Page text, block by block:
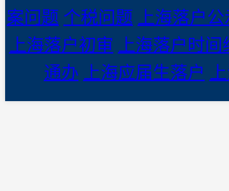
案问题 个税问题
上海落户
上海落户初审
上海落户时间
通办
上海应届生落户